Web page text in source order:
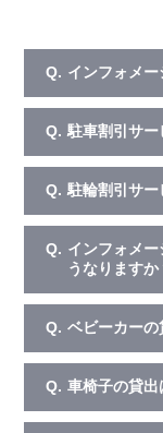
Q. インフォメ
Q. 駐車割引サー
Q. 駐輪割引サー
Q. インフォメ
うなりますか
Q. ベビーカーの
Q. 車椅子の貸出